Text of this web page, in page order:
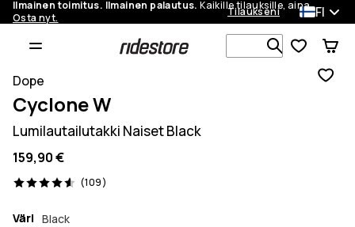
Ilmainen toimitus. Ilmainen palautus. Kaikille tilauksille, aina.
Osta nyt.
Tilaukseni FI
Etsi 1 000+
Dope
Cyclone W
Lumilautailutakki Naiset Black
159,90 €
(109)
109 arvostelut, 4.6/5
Väri Black